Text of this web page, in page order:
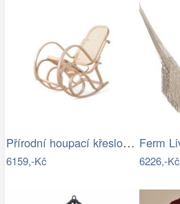
Přírodní houpací křeslo s výpletem - AT
6159,-Kč 6226,-Kč